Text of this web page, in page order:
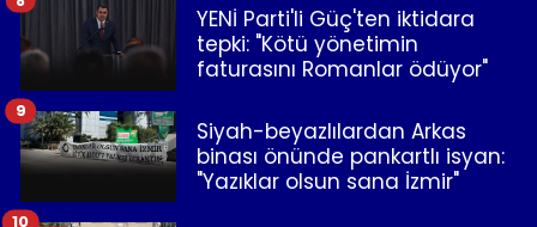
YENİ Parti'li Güç'ten iktidara
tepki: "Kötü yönetimin
faturasını Romanlar ödüyor"
Siyah-beyazlılardan Arkas
binası önünde pankartlı isyan:
"Yazıklar olsun sana İzmir"
9
10